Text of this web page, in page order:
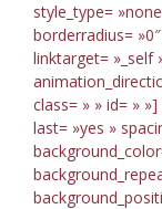
style_type=
borderradius=
linktarget= »_self
class= » » id= » »]
last= »yes »